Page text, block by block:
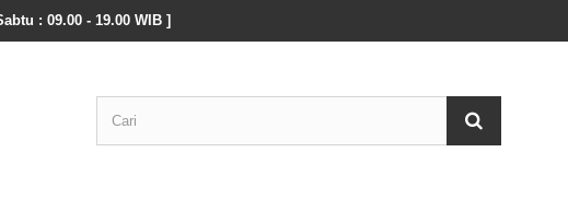
: 09.00 - 19.00 WIB ]